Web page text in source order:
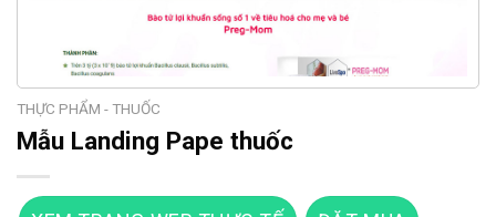
THỰC PHẨM - THUỐC
Mẫu Landing Pape thuốc